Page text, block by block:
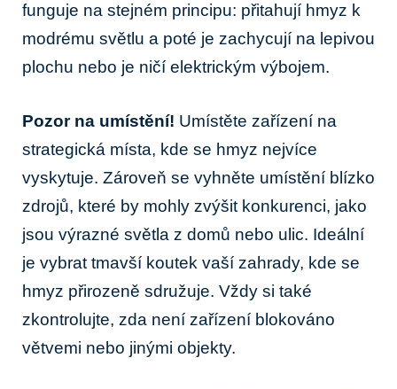
funguje na stejném principu: přitahují hmyz k
modrému světlu a poté je zachycují na lepivou
plochu nebo je ničí elektrickým výbojem.
Pozor na umístění! Umístěte zařízení na
strategická místa, kde se hmyz nejvíce
vyskytuje. Zároveň se vyhněte umístění blízko
zdrojů, které by mohly zvýšit konkurenci, jako
jsou výrazné světla z domů nebo ulic. Ideální
je vybrat tmavší koutek vaší zahrady, kde se
hmyz přirozeně sdružuje. Vždy si také
zkontrolujte, zda není zařízení blokováno
větvemi nebo jinými objekty.